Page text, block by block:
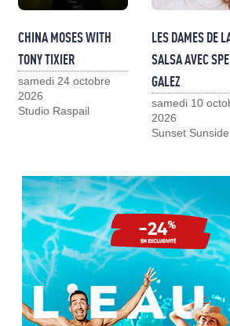
CHINA MOSES WITH
TONY TIXIER
samedi 24 octobre
2026
Studio Raspail
LES DAMES DE
SALSA AVEC
GALEZ
samedi 10
2026
Sunset Sunside